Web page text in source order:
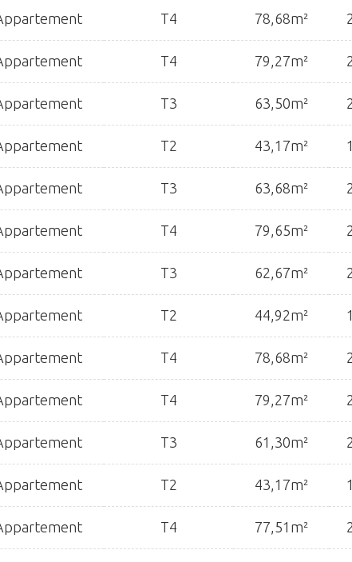
T4 78,68m²
T4 79,27m²
T3 63,50m²
T2 43,17m²
T3 63,68m²
T4 79,65m²
T3 62,67m²
T2 44,92m²
T4 78,68m²
T4 79,27m²
T3 61,30m²
T2 43,17m²
T4 77,51m²